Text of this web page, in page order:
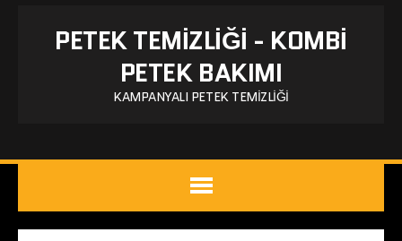
PETEK TEMIZLIĞI - KOMBI
PETEK BAKIMI
KAMPANYALI PETEK TEMIZLIĞI